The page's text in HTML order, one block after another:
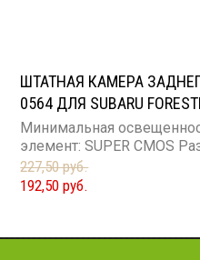
ШТАТНАЯ КАМЕРА
0564 ДЛЯ SUBARU
Минимальная
элемент: SUPER CMOS
227,50 руб.
192,50 руб.